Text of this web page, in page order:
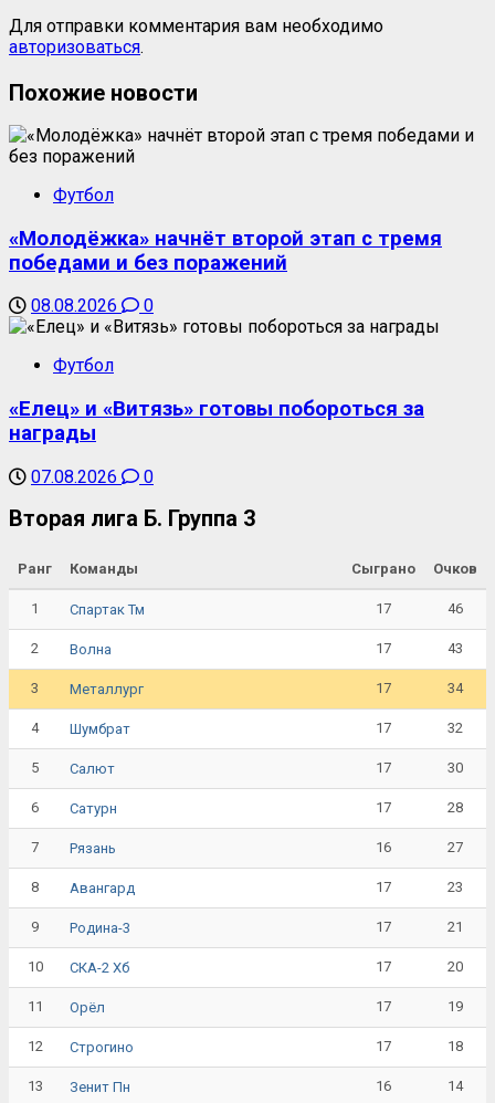
Для отправки комментария вам необходимо
авторизоваться.
Похожие новости
Футбол
«Молодёжка» начнёт второй этап с тремя
победами и без поражений
08.08.2026 0
Футбол
«Елец» и «Витязь» готовы побороться за
награды
07.08.2026 0
Вторая лига Б. Группа 3
Ранг Команды Сыграно Очков
1 Спартак Тм 17 46
2 Волна 17 43
3 Металлург 17 34
4 Шумбрат 17 32
5 Салют 17 30
6 Сатурн 17 28
7 Рязань 16 27
8 Авангард 17 23
9 Родина-3 17 21
10 СКА-2 Хб 17 20
11 Орёл 17 19
12 Строгино 17 18
13 Зенит Пн 16 14